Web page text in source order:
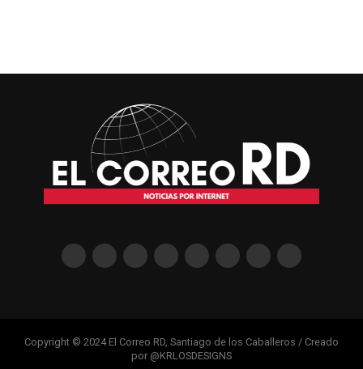
Copyright © 2024 El Correo RD, Santiago de los Caballeros / Creado
por @KRLOSDESIGNS